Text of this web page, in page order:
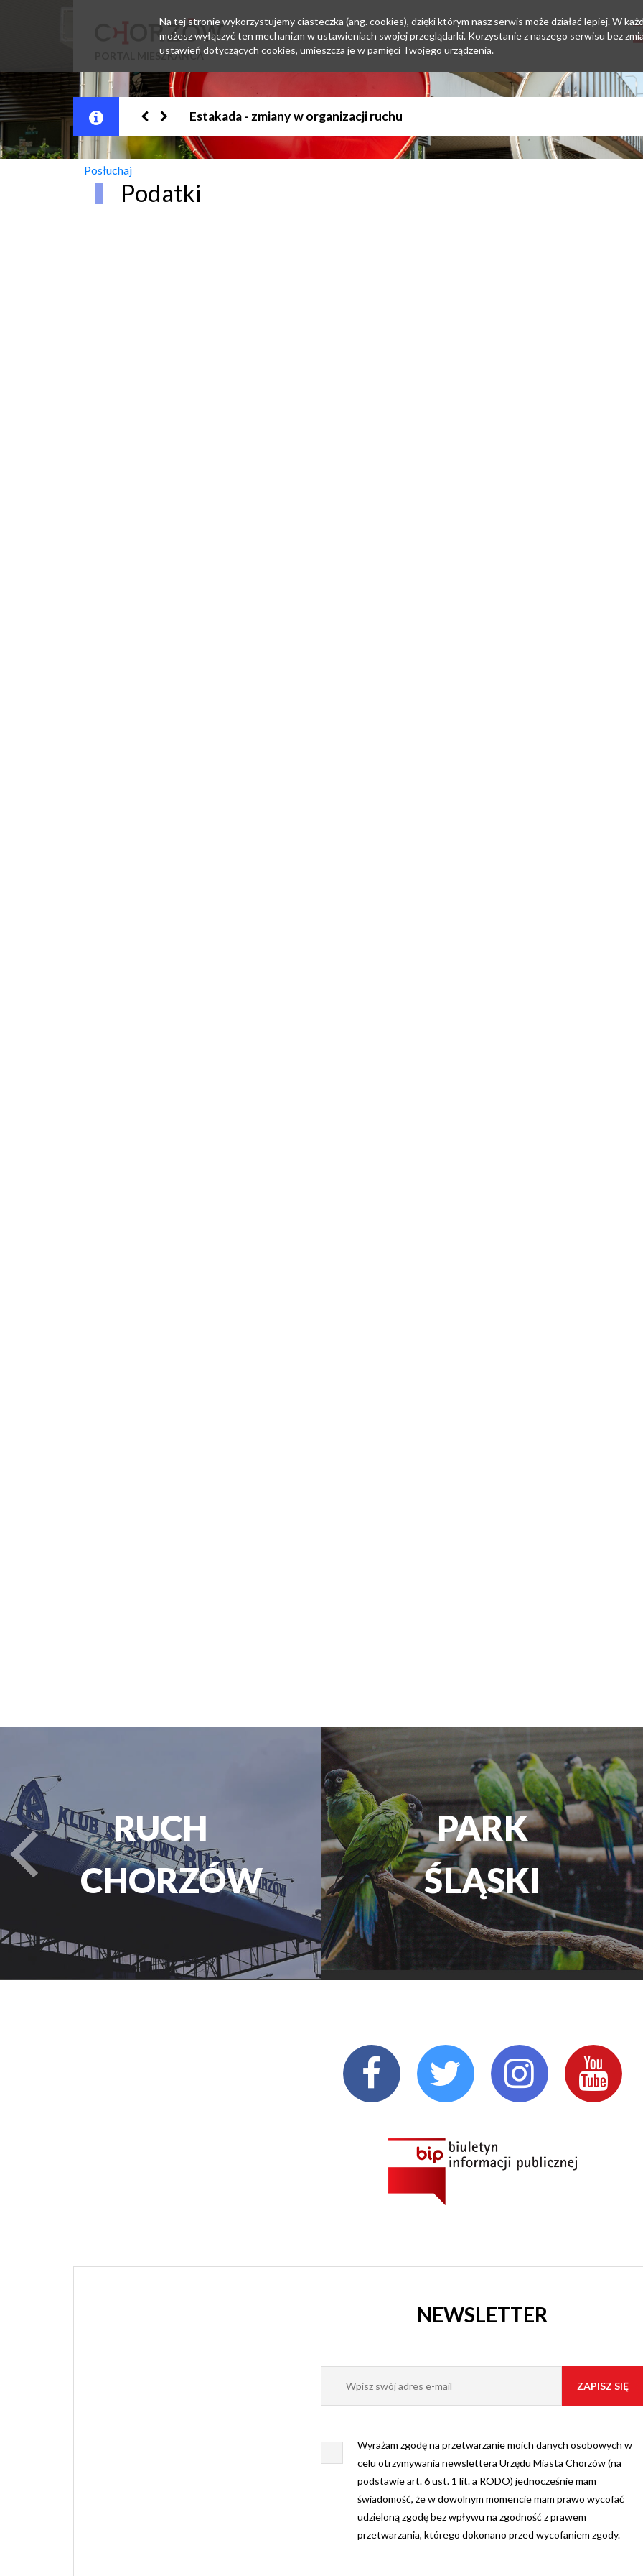
PORTAL MIESZKAŃCA
Jesteśmy w EZD
Posłuchaj
Podatki
PARK
ŚLĄSKI
TEATR
ROZRYWKI
turysta.Previous
NEWSLETTER
Wyrażam zgodę na przetwarzanie moich danych osobowych w
celu otrzymywania newslettera Urzędu Miasta Chorzów (na
podstawie art. 6 ust. 1 lit. a RODO) jednocześnie mam
świadomość, że w dowolnym momencie mam prawo wycofać
udzieloną zgodę bez wpływu na zgodność z prawem
przetwarzania, którego dokonano przed wycofaniem zgody.
Na tej stronie wykorzystujemy ciasteczka (ang. cookies), dzięki którym nasz serwis może działać lepiej. W
możesz wyłączyć ten mechanizm w ustawieniach swojej przeglądarki. Korzystanie z naszego serwisu bez
ustawień dotyczących cookies, umieszcza je w pamięci Twojego urządzenia.